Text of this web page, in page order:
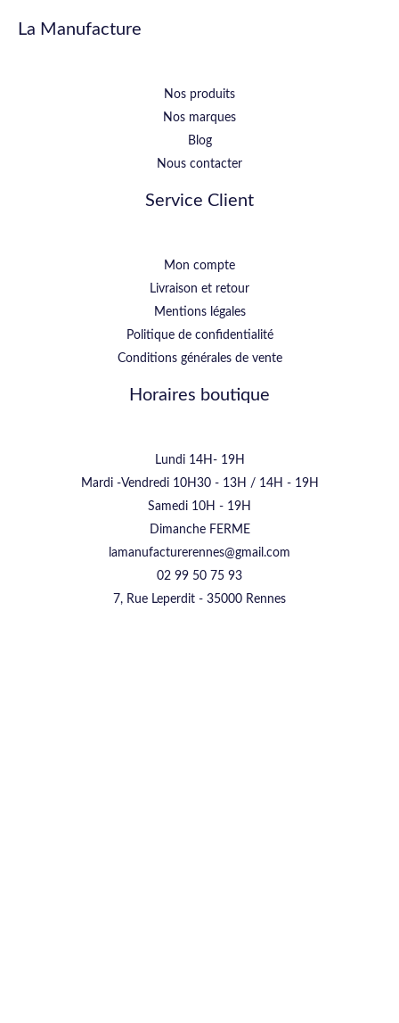
La Manufacture
Nos produits
Nos marques
Blog
Nous contacter
Service Client
Mon compte
Livraison et retour
Mentions légales
Politique de confidentialité
Conditions générales de vente
Horaires boutique
Lundi 14H- 19H
Mardi -Vendredi 10H30 - 13H / 14H - 19H
Samedi 10H - 19H
Dimanche FERME
lamanufacturerennes@gmail.com
02 99 50 75 93
7, Rue Leperdit - 35000 Rennes